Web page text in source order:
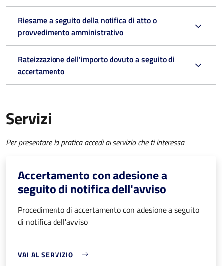
Riesame a seguito della notifica di atto o
provvedimento amministrativo
Rateizzazione dell'importo dovuto a seguito di
accertamento
Servizi
Per presentare la pratica accedi al servizio che ti interessa
Accertamento con adesione a
seguito di notifica dell'avviso
Procedimento di accertamento con adesione a seguito
di notifica dell'avviso
VAI AL SERVIZIO